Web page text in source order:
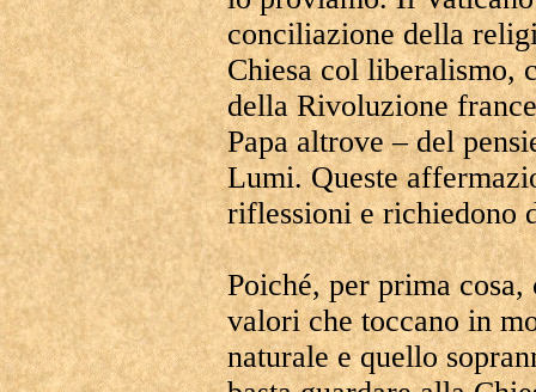
conciliazione della
Chiesa col liberalismo,
della Rivoluzione
Papa altrove – del
Lumi. Queste
riflessioni e richiedono
Poiché, per prima
valori che toccano in
naturale e quello